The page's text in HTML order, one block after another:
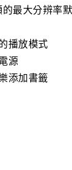
最大分辨率
播放模式
源
添加書籤